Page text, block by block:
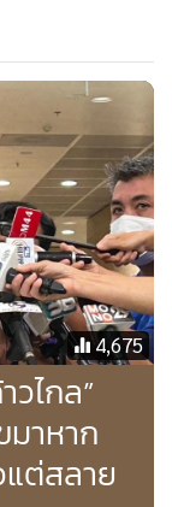
กับทุกพรรคเพื่อ
ะเราติดล็อก
ส่วนร่วม ดังนั้น
เพื่อไปสอบถามขอ
ญ ไม่ได้เชิญพรรค
ส.ว.เราสามารถ
กล่าวว่า การไป
รรค ทุกฝ่าย ทุก
นพรรคการเมือง
เราชัดเจนตั้งแต่
4,675
ไกล”
าหาก
ต่สลาย